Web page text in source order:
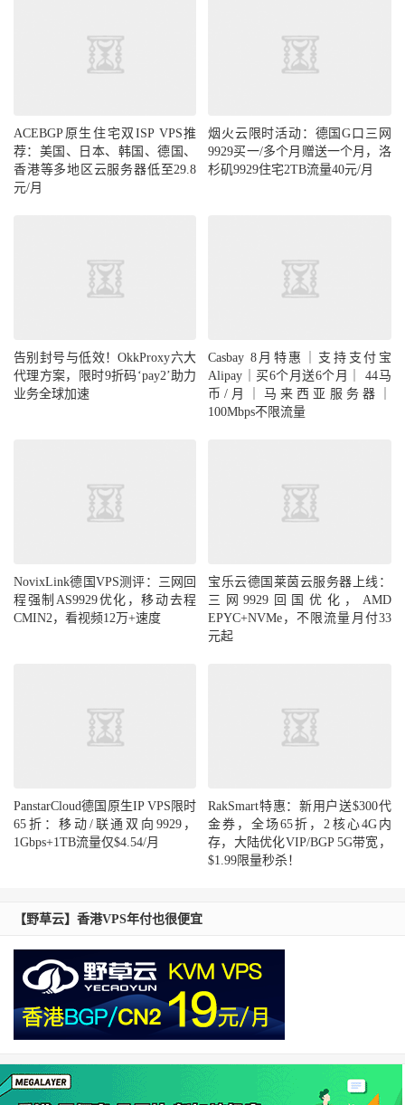
ACEBGP原生住宅双ISP VPS推
荐：美国、日本、韩国、德国、
香港等多地区云服务器低至29.8
元/月
烟火云限时活动：德国G口三网
9929买一/多个月赠送一个月，洛
杉矶9929住宅2TB流量40元/月
告别封号与低效！OkkProxy六大
代理方案，限时9折码‘pay2’助力
业务全球加速
Casbay 8月特惠｜支持支付宝
Alipay｜买6个月送6个月｜ 44马
币/月｜马来西亚服务器｜
100Mbps不限流量
NovixLink德国VPS测评：三网回
程强制AS9929优化，移动去程
CMIN2，看视频12万+速度
宝乐云德国莱茵云服务器上线：
三网9929回国优化，AMD
EPYC+NVMe，不限流量月付33
元起
PanstarCloud德国原生IP VPS限时
65折：移动/联通双向9929，
1Gbps+1TB流量仅$4.54/月
RakSmart特惠：新用户送$300代
金券，全场65折，2核心4G内
存，大陆优化VIP/BGP 5G带宽，
$1.99限量秒杀！
【野草云】香港VPS年付也很便宜